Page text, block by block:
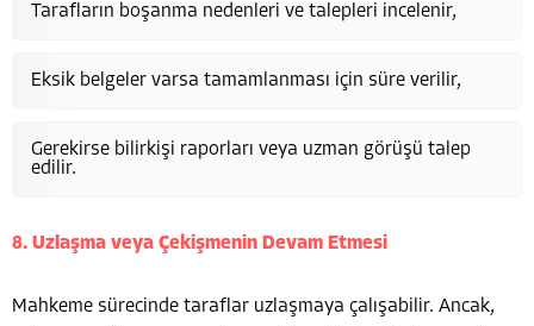
Tarafların boşanma nedenleri ve talepleri incelenir,
Eksik belgeler varsa tamamlanması için süre verilir,
Gerekirse bilirkişi raporları veya uzman görüşü talep
edilir.
8. Uzlaşma veya Çekişmenin Devam Etmesi
Mahkeme sürecinde taraflar uzlaşmaya çalışabilir. Ancak,